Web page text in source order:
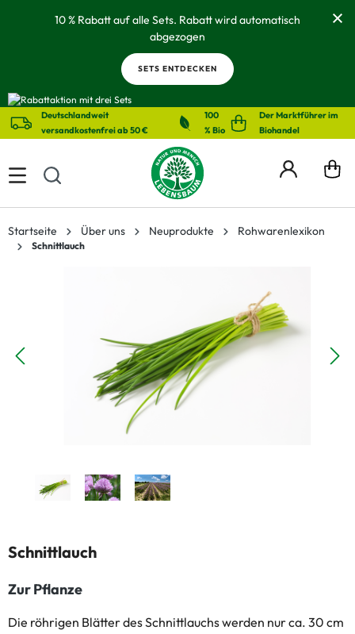
springen10 % Rabatt auf alle Sets. Rabatt wird automatisch
abgezogen
SETS ENTDECKEN
Deutschlandweit
versandkostenfrei ab 50 €
100
% Bio
Der Marktführer im
Biohandel
Startseite Über uns Neuprodukte Rohwarenlexikon
Schnittlauch
Schnittlauch
Zur Pflanze
Die röhrigen Blätter des Schnittlauchs werden nur ca. 30 cm